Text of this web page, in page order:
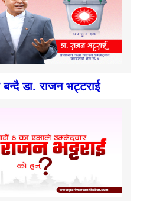
डा. राजन भट्टराई